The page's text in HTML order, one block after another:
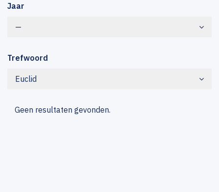
Jaar
—
Trefwoord
Euclid
Geen resultaten gevonden.